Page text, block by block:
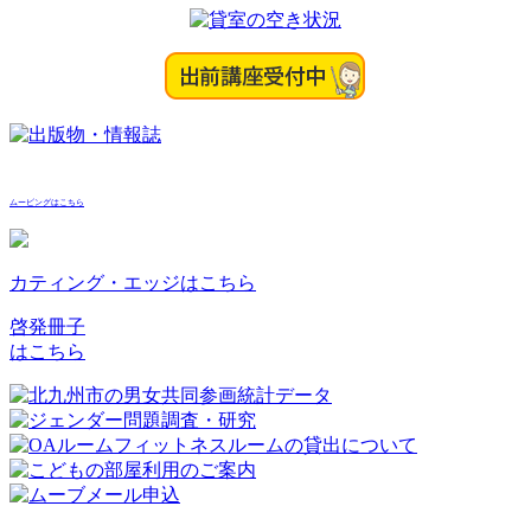
ムービングはこちら
カティング・エッジはこちら
啓発冊子
はこちら